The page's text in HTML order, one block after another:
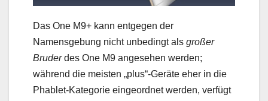
Das One M9+ kann entgegen der
Namensgebung nicht unbedingt als großer
Bruderdes One M9 angesehen werden;
während die meisten „plus“-Geräte eher in die
Phablet-Kategorie eingeordnet werden, verfügt